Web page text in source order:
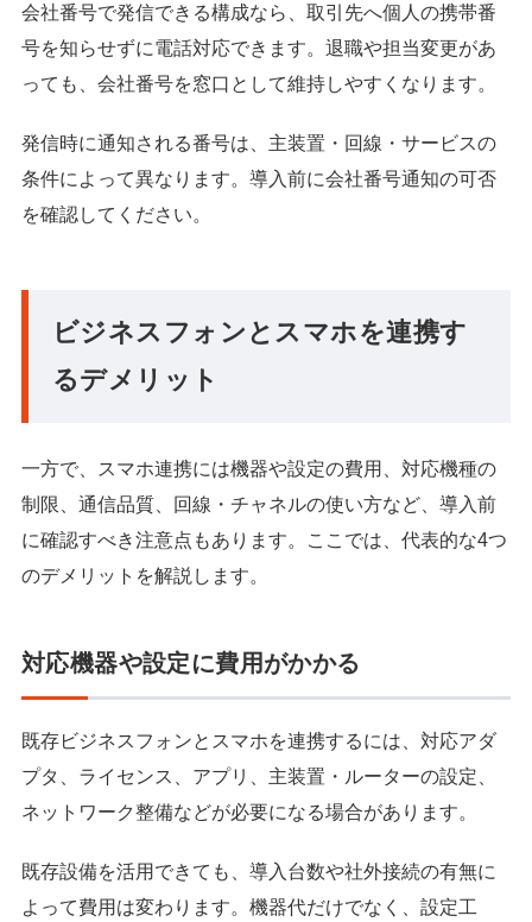
会社番号で発信できる構成なら、取引先へ個人の携帯番
号を知らせずに電話対応できます。退職や担当変更があ
っても、会社番号を窓口として維持しやすくなります。
発信時に通知される番号は、主装置・回線・サービスの
条件によって異なります。導入前に会社番号通知の可否
を確認してください。
ビジネスフォンとスマホを連携す
るデメリット
一方で、スマホ連携には機器や設定の費用、対応機種の
制限、通信品質、回線・チャネルの使い方など、導入前
に確認すべき注意点もあります。ここでは、代表的な4つ
のデメリットを解説します。
対応機器や設定に費用がかかる
既存ビジネスフォンとスマホを連携するには、対応アダ
プタ、ライセンス、アプリ、主装置・ルーターの設定、
ネットワーク整備などが必要になる場合があります。
既存設備を活用できても、導入台数や社外接続の有無に
よって費用は変わります。機器代だけでなく、設定工